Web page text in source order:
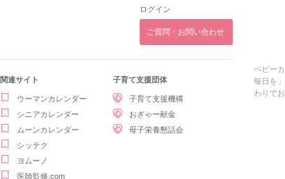
ログイン
ご質問・お問い合わせ
関連サイト
ウーマンカレンダー
シニアカレンダー
ムーンカレンダー
シッテク
ヨムーノ
医師監修.com
子育て支援団体
子育て支援機構
おぎゃー献金
母子栄養懇話会
ベビー
毎日を
わりで